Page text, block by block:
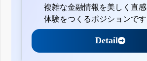
複雑な金融情報を美しく直
体験をつくるポジションです
Detail